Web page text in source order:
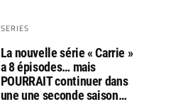
SERIES
La nouvelle série « Carrie »
a 8 épisodes… mais
POURRAIT continuer dans
une une seconde saison…